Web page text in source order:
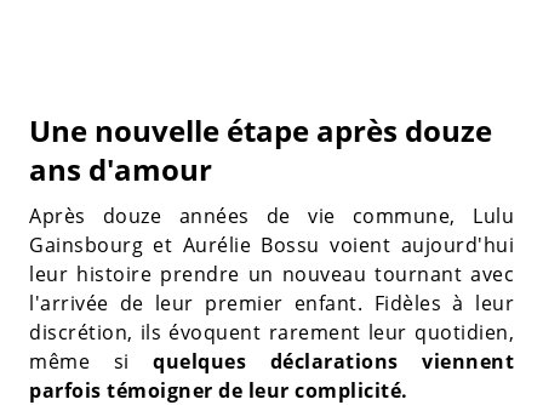
Une nouvelle étape après douze
ans d'amour
Après douze années de vie commune, Lulu
Gainsbourg et Aurélie Bossu voient aujourd'hui
leur histoire prendre un nouveau tournant avec
l'arrivée de leur premier enfant. Fidèles à leur
discrétion, ils évoquent rarement leur quotidien,
même si quelques déclarations viennent
parfois témoigner de leur complicité.